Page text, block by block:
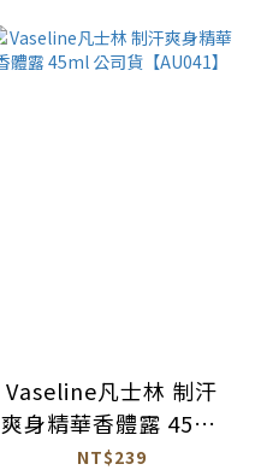
Vaseline凡士林 制汗
爽身精華香體露 45ml
公司貨【AU041】
NT$239